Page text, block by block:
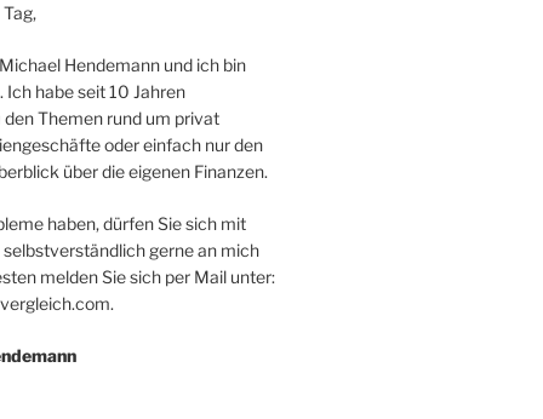
Hendemann und ich bin
. Ich habe seit 10 Jahren
Themen rund um privat
oder einfach nur den
über die eigenen Finanzen.
haben, dürfen Sie sich mit
gerne an mich
melden Sie sich per Mail unter: